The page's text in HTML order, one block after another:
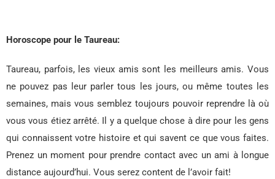
Horoscope pour le Taureau:
Taureau, parfois, les vieux amis sont les meilleurs amis. Vous
ne pouvez pas leur parler tous les jours, ou même toutes les
semaines, mais vous semblez toujours pouvoir reprendre là où
vous vous étiez arrêté. Il y a quelque chose à dire pour les gens
qui connaissent votre histoire et qui savent ce que vous faites.
Prenez un moment pour prendre contact avec un ami à longue
distance aujourd’hui. Vous serez content de l’avoir fait!